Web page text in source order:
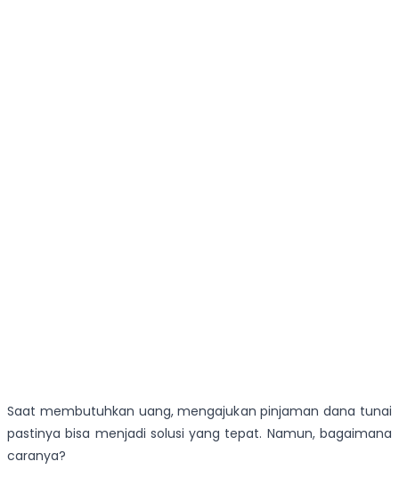
Saat membutuhkan uang, mengajukan pinjaman dana tunai
pastinya bisa menjadi solusi yang tepat. Namun, bagaimana
caranya?